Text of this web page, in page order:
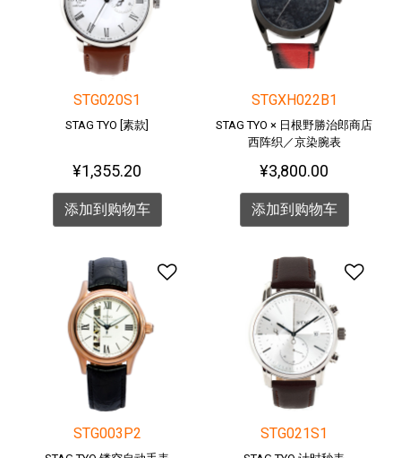
STG020S1
STAG TYO [素款]
¥1,355.20
添加到购物车
STGXH022B1
STAG TYO × 日根野勝治郎商店
西阵织／京染腕表
¥3,800.00
添加到购物车
添加到愿望清单
STG003P2
添
STG021S1